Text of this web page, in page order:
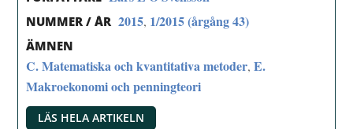
NUMMER / ÅR 2015, 1/2015 (årgång 43)
ÄMNEN
C. Matematiska och kvantitativa metoder,E.
Makroekonomi och penningteori
LÄS HELA ARTIKELN